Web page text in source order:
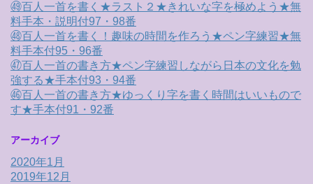
㊾百人一首を書く★ラスト２★きれいな字を極めよう★無
料手本・説明付97・98番
㊽百人一首を書く！趣味の時間を作ろう★ペン字練習★無
料手本付95・96番
㊼百人一首の書き方★ペン字練習しながら日本の文化を勉
強する★手本付93・94番
㊻百人一首の書き方★ゆっくり字を書く時間はいいもので
す★手本付91・92番
アーカイブ
2020年1月
2019年12月